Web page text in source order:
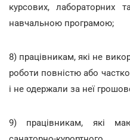
курсових, лабораторних
навчальною програмою;
8) працівникам, які не
роботи повністю або
і не одержали за неї
9) працівникам, які